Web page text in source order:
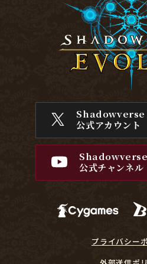
Shadowverse
公式アカウント
公式チャンネル
プライバシー